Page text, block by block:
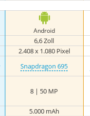
Android
6,6 Zoll
2.408 x 1.080 Pixel
Snapdragon 695
8 | 50 MP
5.000 mAh